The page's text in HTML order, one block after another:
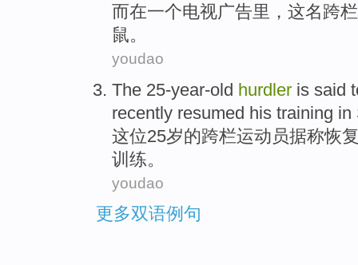
而在一个电视广告里， 这名跨
鼠。
youdao
The 25-year-old hurdler is said
recently resumed his training in
这位25岁的跨栏运动员据称恢
训练。
youdao
更多双语例句